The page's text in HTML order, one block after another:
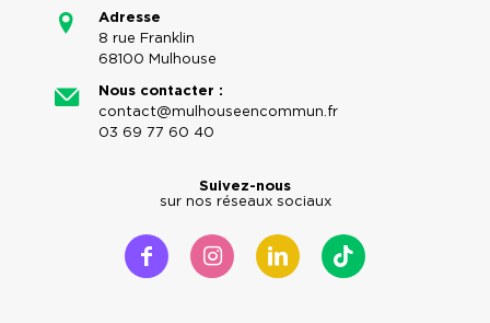
Adresse
8 rue Franklin
68100 Mulhouse
Nous contacter :
contact@mulhouseencommun.fr
03 69 77 60 40
Suivez-nous
sur nos réseaux sociaux